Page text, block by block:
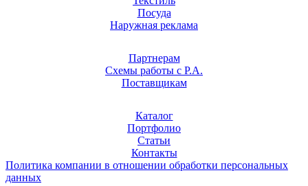
Посуда
Наружная реклама
Партнерам
Схемы работы с Р.А.
Поставщикам
Каталог
Портфолио
Статьи
Контакты
Политика компании в отношении обработки персональных
данных